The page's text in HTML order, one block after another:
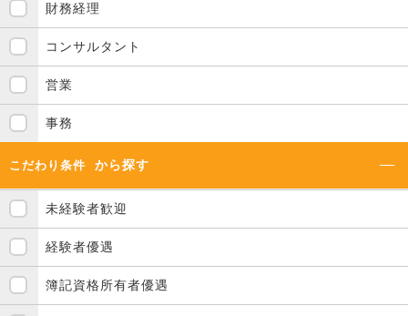
財務経理
コンサルタント
営業
事務
こだわり条件 から探す
未経験者歓迎
経験者優遇
簿記資格所有者優遇